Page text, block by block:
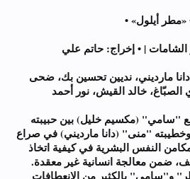
«مطر أيلول» •
الشامات | • إخراج: حاتم علي
مارديني، نديين تحسين بك، ضحى
الصبّاغ، خالد القيش، نور أحمد
"سامي" (مكسيم خليل) بين حبيبته
"منى" (دانا مارديني) في صراع
النفس البشرية في كيفية اتخاذ
ضمن معالجة انسانية غير معقدة.
و"سامي" بالكثير من الإنعطافات